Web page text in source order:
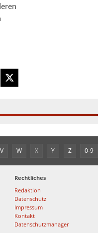
V W X Y Z 0-9
Rechtliches
Redaktion
Datenschutz
Impressum
Kontakt
Datenschutzmanager